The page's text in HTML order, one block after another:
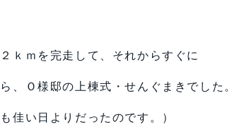
ｋｍを完走して、それからすぐに
、Ｏ様邸の上棟式・せんぐまきでした。
佳い日よりだったのです。）